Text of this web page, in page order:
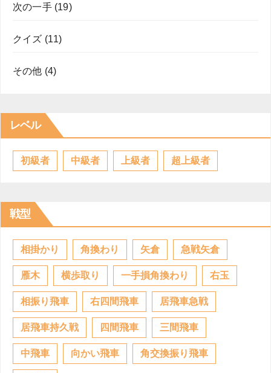
次の一手(19)
クイズ (11)
その他 (4)
レベル
初級者 中級者 上級者 超上級者
戦型
相掛かり 角換わり 矢倉 急戦矢倉
雁木 横歩取り 一手損角換わり 右玉
相振り飛車 右四間飛車 居飛車急戦
居飛車持久戦 四間飛車 三間飛車
中飛車 向かい飛車 角交換振り飛車